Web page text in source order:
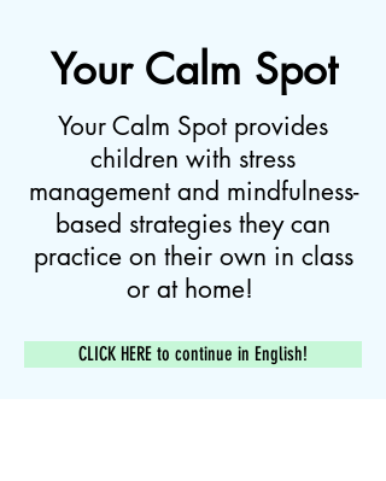
Your Calm Spot
Your Calm Spot provides
children with stress
management and mindfulness-
based strategies they can
practice on their own in class
or at home!
CLICK HERE to continue in English!